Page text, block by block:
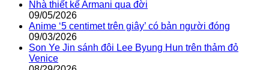
Nhà thiết kế Armani qua đời
09/05/2026
Anime ‘5 centimet trên giây’ có bản người đóng
09/03/2026
Son Ye Jin sánh đôi Lee Byung Hun trên thảm đỏ
Venice